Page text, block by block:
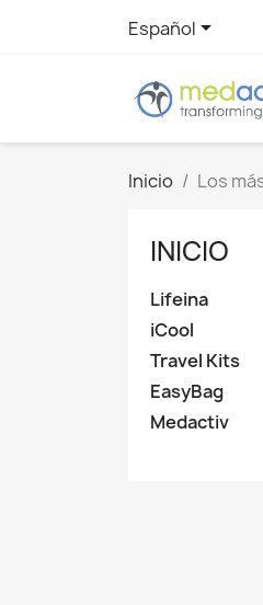
Español
Inicio Los
INICIO
Lifeina
iCool
Travel Kits
EasyBag
Medactiv